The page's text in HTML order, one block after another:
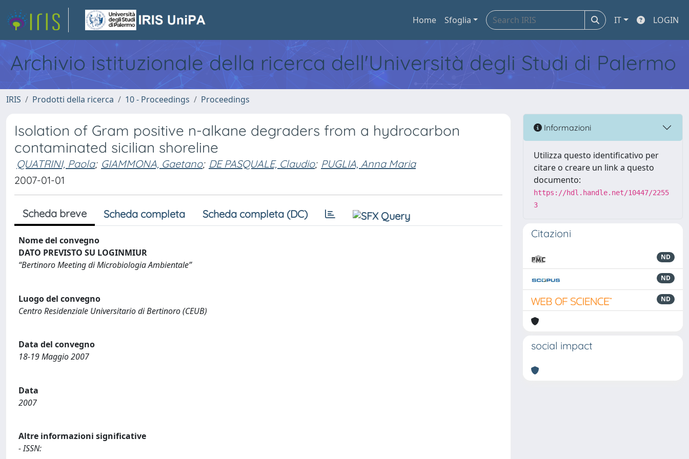
Home Sfoglia IT LOGIN
Archivio istituzionale della ricerca dell'Università degli Studi di Palermo
IRIS Prodotti della ricerca 10 - Proceedings Proceedings
Isolation of Gram positive n-alkane degraders from a hydrocarbon
contaminated sicilian shoreline
QUATRINI, Paola; GIAMMONA, Gaetano; DE PASQUALE, Claudio; PUGLIA, Anna Maria
2007-01-01
Scheda breve Scheda completa Scheda completa (DC)
Nome del convegno
DATO PREVISTO SU LOGINMIUR
“Bertinoro Meeting di Microbiologia Ambientale”
Luogo del convegno
Centro Residenziale Universitario di Bertinoro (CEUB)
Data del convegno
18-19 Maggio 2007
Data
2007
Altre informazioni significative
- ISSN:
Informazioni
Utilizza questo identificativo per
citare o creare un link a questo
documento:
https://hdl.handle.net/10447/2255
3
Citazioni
ND
ND
ND
social impact